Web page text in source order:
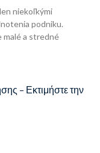
niekoľkými
podniku.
a stredné